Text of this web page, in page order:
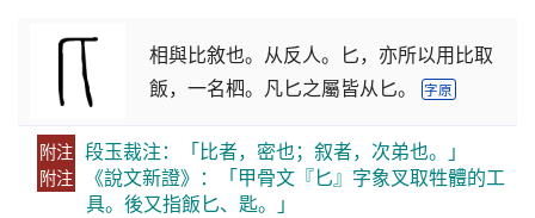
相與比敘也。从反人。匕，亦所以用比取
飯，一名柶。凡匕之屬皆从匕。
字原
附注 段玉裁注：「比者，密也；叙者，次弟也。」
附注
《說文新證》：「甲骨文『匕』字象叉取牲體的工
具。後又指飯匕、匙。」